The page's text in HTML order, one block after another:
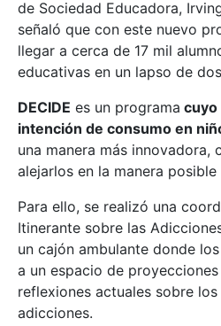
de Sociedad Educadora,
señaló que con este nuevo
llegar a cerca de 17 mil
educativas en un lapso de
DECIDE es un programa cuyo
intención de consumo en
una manera más innovadora,
alejarlos en la manera
Para ello, se realizó una
Itinerante sobre las
un cajón ambulante donde
a un espacio de
reflexiones actuales sobre
adicciones.